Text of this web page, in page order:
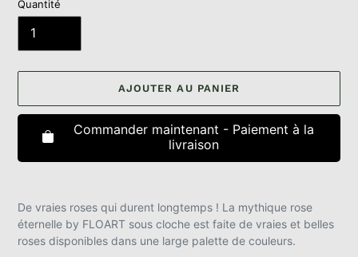
Quantité
AJOUTER AU PANIER
Commander maintenant - Paiement à la
livraison
produit
à
votre
De vraies roses qui durent longtemps ! La mythique rose
éternelle by FLOART sous cloche est faite de vraies et belles
roses disponibles dans une large palette de couleurs.